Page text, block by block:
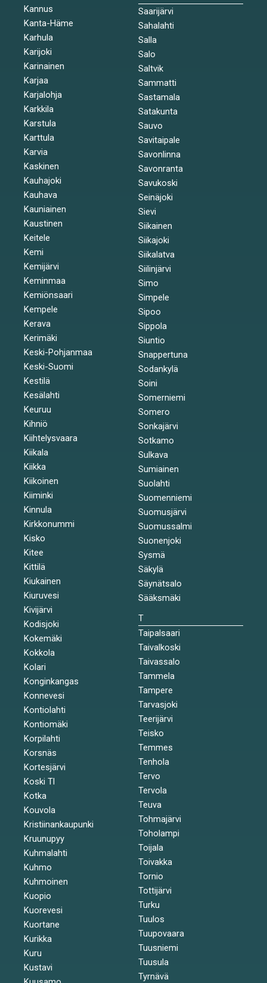
Kannus
Kanta-Häme
Karhula
Karijoki
Karinainen
Karjaa
Karjalohja
Karkkila
Karstula
Karttula
Karvia
Kaskinen
Kauhajoki
Kauhava
Kauniainen
Kaustinen
Keitele
Kemi
Kemijärvi
Keminmaa
Kemiönsaari
Kempele
Kerava
Kerimäki
Keski-Pohjanmaa
Keski-Suomi
Kestilä
Kesälahti
Keuruu
Kihniö
Kiihtelysvaara
Kiikala
Kiikka
Kiikoinen
Kiiminki
Kinnula
Kirkkonummi
Kisko
Kitee
Kittilä
Kiukainen
Kiuruvesi
Kivijärvi
Kodisjoki
Kokemäki
Kokkola
Kolari
Konginkangas
Konnevesi
Kontiolahti
Kontiomäki
Korpilahti
Korsnäs
Kortesjärvi
Koski Tl
Kotka
Kouvola
Kristiinankaupunki
Kruunupyy
Kuhmalahti
Kuhmo
Kuhmoinen
Kuopio
Kuorevesi
Kuortane
Kurikka
Kuru
Kustavi
Saarijärvi
Sahalahti
Salla
Salo
Saltvik
Sammatti
Sastamala
Satakunta
Sauvo
Savitaipale
Savonlinna
Savonranta
Savukoski
Seinäjoki
Sievi
Siikainen
Siikajoki
Siikalatva
Siilinjärvi
Simo
Simpele
Sipoo
Sippola
Siuntio
Snappertuna
Sodankylä
Soini
Somerniemi
Somero
Sonkajärvi
Sotkamo
Sulkava
Sumiainen
Suolahti
Suomenniemi
Suomusjärvi
Suomussalmi
Suonenjoki
Sysmä
Säkylä
Säynätsalo
Sääksmäki
T
Taipalsaari
Taivalkoski
Taivassalo
Tammela
Tampere
Tarvasjoki
Teerijärvi
Teisko
Temmes
Tenhola
Tervo
Tervola
Teuva
Tohmajärvi
Toholampi
Toijala
Toivakka
Tornio
Tottijärvi
Turku
Tuulos
Tuupovaara
Tuusniemi
Tuusula
Tyrnävä